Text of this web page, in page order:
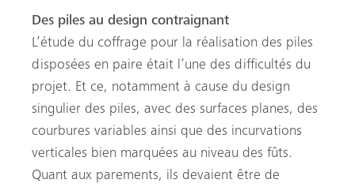
Des piles au design contraignant
L’étude du coffrage pour la réalisation des piles
disposées en paire était l’une des difficultés du
projet. Et ce, notamment à cause du design
singulier des piles, avec des surfaces planes, des
courbures variables ainsi que des incurvations
verticales bien marquées au niveau des fûts.
Quant aux parements, ils devaient être de